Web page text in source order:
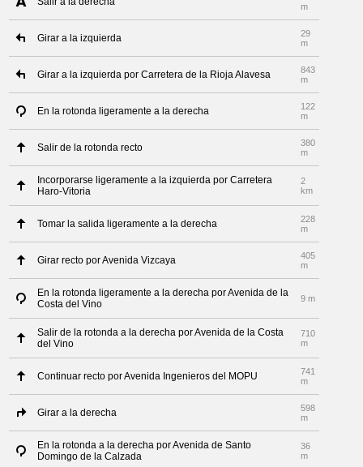
m
Girar a la izquierda
29
m
Girar a la izquierda por Carretera de la Rioja Alavesa
843
m
En la rotonda ligeramente a la derecha
122
m
Salir de la rotonda recto
380
m
Incorporarse ligeramente a la izquierda por Carretera
Haro-Vitoria
2
km
Tomar la salida ligeramente a la derecha
228
m
Girar recto por Avenida Vizcaya
405
m
En la rotonda ligeramente a la derecha por Avenida de la
Costa del Vino
9 m
Salir de la rotonda a la derecha por Avenida de la Costa
del Vino
710
m
Continuar recto por Avenida Ingenieros del MOPU
741
m
Girar a la derecha
598
m
En la rotonda a la derecha por Avenida de Santo
Domingo de la Calzada
36
m